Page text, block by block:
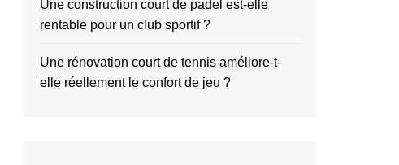
Une construction court de padel est-elle
rentable pour un club sportif ?
Une rénovation court de tennis améliore-t-
elle réellement le confort de jeu ?